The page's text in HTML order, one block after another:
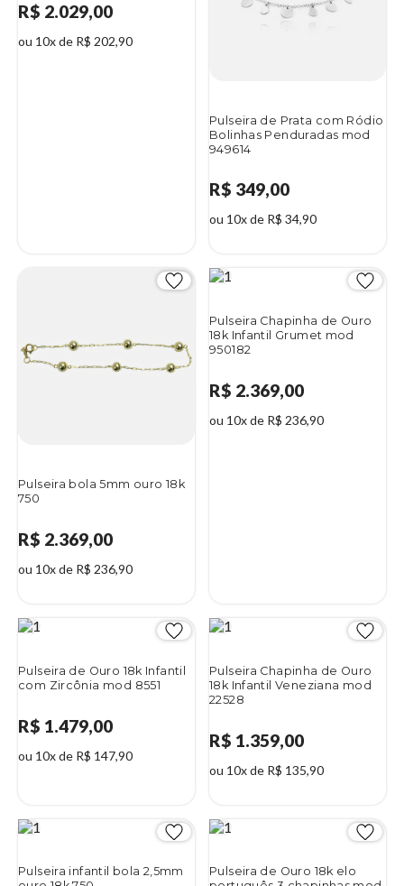
R$ 2.029,00
ou 10x de R$ 202,90
Pulseira de Prata com Ródio
Bolinhas Penduradas mod
949614
R$ 349,00
ou 10x de R$ 34,90
Pulseira bola 5mm ouro 18k
750
R$ 2.369,00
ou 10x de R$ 236,90
Pulseira Chapinha de Ouro
18k Infantil Grumet mod
950182
R$ 2.369,00
ou 10x de R$ 236,90
Pulseira de Ouro 18k Infantil
com Zircônia mod 8551
R$ 1.479,00
ou 10x de R$ 147,90
Pulseira Chapinha de Ouro
18k Infantil Veneziana mod
22528
R$ 1.359,00
ou 10x de R$ 135,90
Pulseira infantil bola 2,5mm
Pulseira de Ouro 18k elo